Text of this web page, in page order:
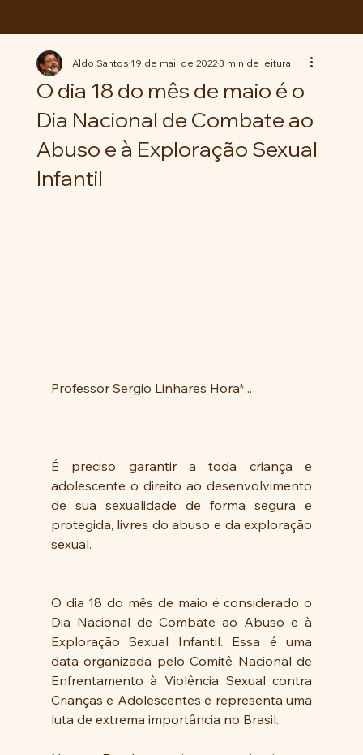
O dia 18 do mês de maio é o
Dia Nacional de Combate ao
Abuso e à Exploração Sexual
Infantil
Aldo Santos19 de mai. de 20223 min de leitura
Professor Sergio Linhares Hora*...
É preciso garantir a toda criança e
adolescente o direito ao desenvolvimento
de sua sexualidade de forma segura e
protegida, livres do abuso e da exploração
sexual.
O dia 18 do mês de maio é considerado o
Dia Nacional de Combate ao Abuso e à
Exploração Sexual Infantil. Essa é uma
data organizada pelo Comitê Nacional de
Enfrentamento à Violência Sexual contra
Crianças e Adolescentes e representa uma
luta de extrema importância no Brasil.